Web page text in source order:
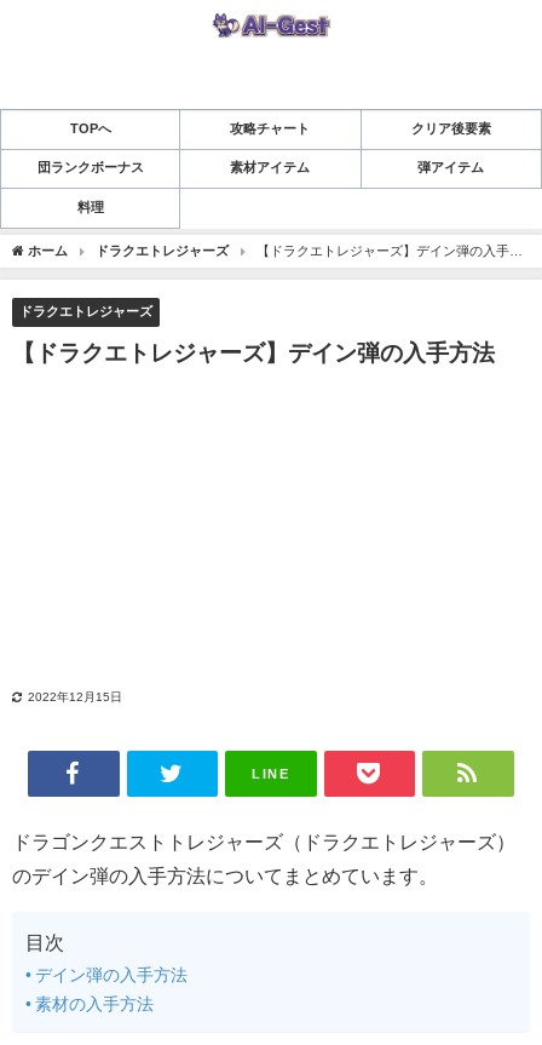
TOPへ 攻略チャート クリア後要素
団ランクボーナス 素材アイテム 弾アイテム
料理
ホーム ドラクエトレジャーズ
【ドラクエトレジャーズ】デイン弾の入手方
法
ドラクエトレジャーズ
【ドラクエトレジャーズ】デイン弾の入手方法
2022年12月15日
LINE
ドラゴンクエストトレジャーズ（ドラクエトレジャーズ）
のデイン弾の入手方法についてまとめています。
目次
デイン弾の入手方法
素材の入手方法